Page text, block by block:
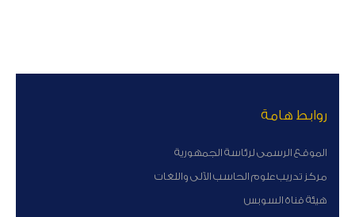
روابط هامة
الموقع الرسمى لرئاسة الجمهورية
مركز تدريب علوم الحاسب الآلى واللغات
هيئة قناة السوبس